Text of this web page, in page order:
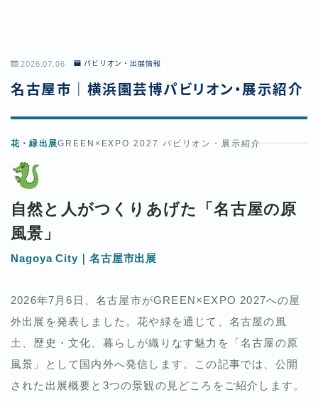
2026.07.06 パビリオン・出展情報
名古屋市｜横浜園芸博パビリオン・展示紹介
花・緑出展GREEN×EXPO 2027 パビリオン・展示紹介
自然と人がつくりあげた「名古屋の原
風景」
Nagoya City｜名古屋市出展
2026年7月6日、名古屋市がGREEN×EXPO 2027への屋
外出展を発表しました。花や緑を通じて、名古屋の風
土、歴史・文化、暮らしが織りなす魅力を「名古屋の原
風景」として国内外へ発信します。この記事では、公開
された出展概要と3つの景観の見どころをご紹介します。